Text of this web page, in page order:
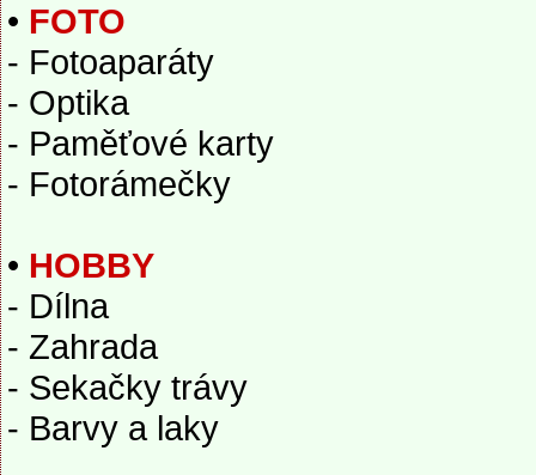
• FOTO
- Fotoaparáty
- Optika
- Paměťové karty
- Fotorámečky
• HOBBY
- Dílna
- Zahrada
- Sekačky trávy
- Barvy a laky